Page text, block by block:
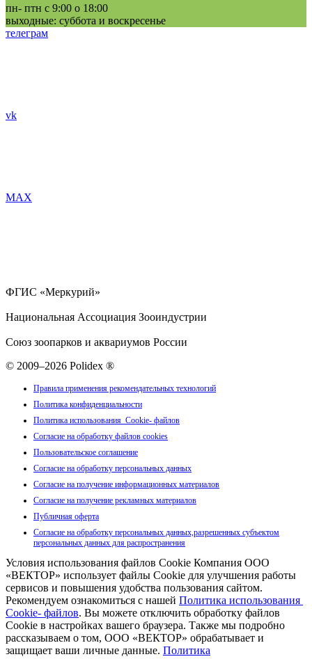
пн- птн с 9:00 о 18:00
выходные: суббота и воскресенье
телеграм
vk
MAX
ФГИС «Меркурий»
Национальная Ассоциация Зооиндустрии
Союз зоопарков и аквариумов России
© 2009–2026 Polidex ®
Правила применения рекомендательных технологий
Политика конфиденциальности
Политика использования Cookie- файлов
Согласие на обработку файлов cookies
Пользовательское соглашение
Согласие на обработку персональных данных
Согласие на получение информационных материалов
Согласие на получение рекламных материалов
Публичная оферта
Согласие на обработку персональных данных,разрешенных субъектом
персональных данных для распространения
Условия использования файлов Cookie Компания ООО
«ВЕКТОР» использует файлы Cookie для улучшения работы
сервисов и повышения удобства пользования сайтом.
Рекомендуем ознакомиться с нашей Политика использования
Cookie- файлов. Вы можете отключить обработку файлов
Cookie в настройках вашего браузера. Также мы подробно
рассказываем о том, ООО «ВЕКТОР» обрабатывает и
защищает ваши личные данные. Политика